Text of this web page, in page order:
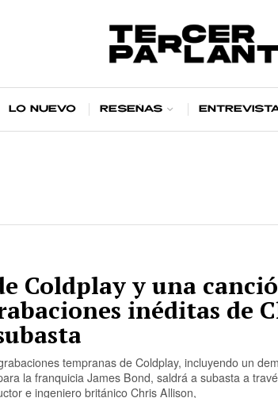
Lo nuevo Reseñas
Coldplay y una
inéditas de
tempranas de Coldplay, incluyendo un
la franquicia James Bond, saldrá a subasta a
e ingeniero británico Chris Allison,